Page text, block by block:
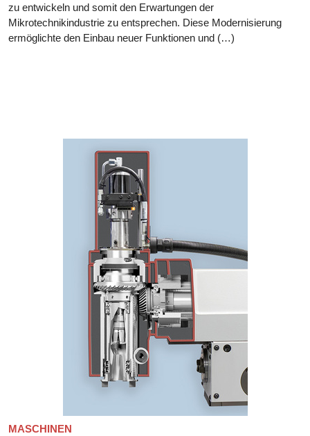
zu entwickeln und somit den Erwartungen der
Mikrotechnikindustrie zu entsprechen. Diese Modernisierung
ermöglichte den Einbau neuer Funktionen und (…)
MASCHINEN